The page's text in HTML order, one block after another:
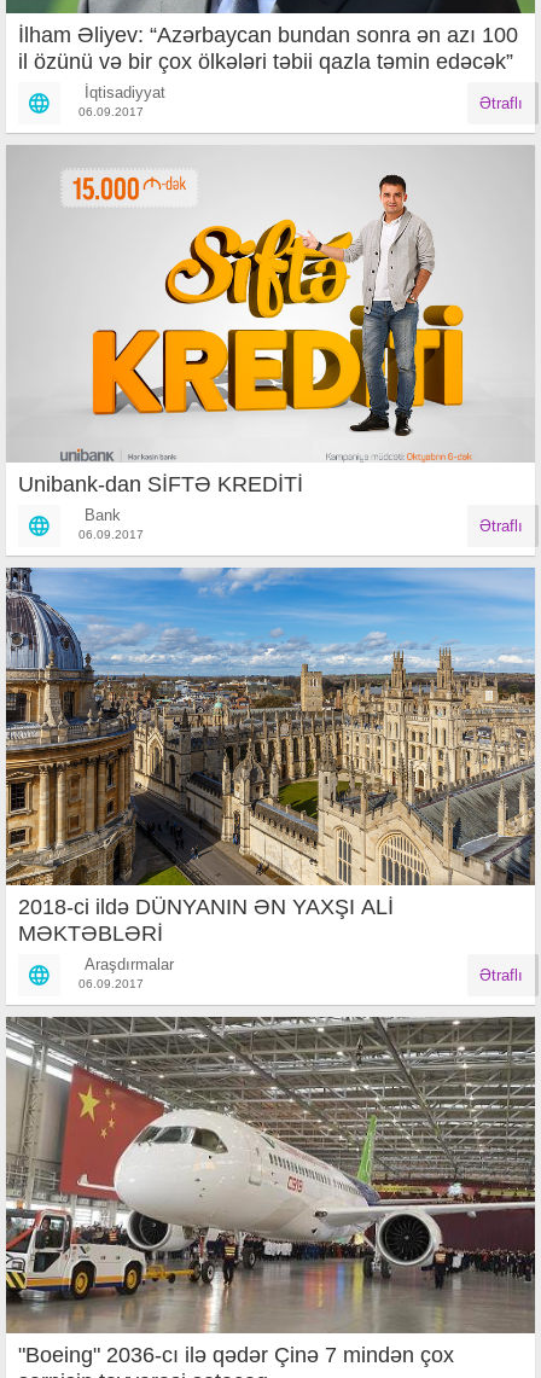
İlham Əliyev: “Azərbaycan bundan sonra ən azı 100
il özünü və bir çox ölkələri təbii qazla təmin edəcək”
İqtisadiyyat
06.09.2017 Ətraflı
Unibank-dan SİFTƏ KREDİTİ
Bank
06.09.2017 Ətraflı
2018-ci ildə DÜNYANIN ƏN YAXŞI ALİ
MƏKTƏBLƏRİ
Araşdırmalar
06.09.2017 Ətraflı
"Boeing" 2036-cı ilə qədər Çinə 7 mindən çox